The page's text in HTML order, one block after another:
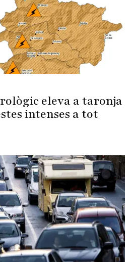
eleva a taronja
intenses a tot